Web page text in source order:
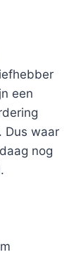
een
Dus waar
nog